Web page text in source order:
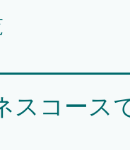
スコース